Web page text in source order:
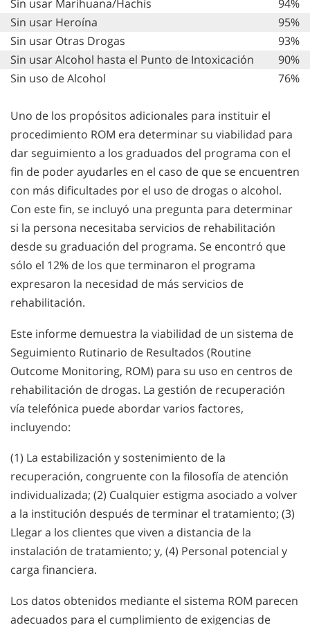
Sin usar Marihuana/Hachís
94%
Sin usar Heroína
95%
Sin usar Otras Drogas
93%
Sin usar Alcohol hasta el Punto de Intoxicación
90%
Sin uso de Alcohol
76%
Uno de los propósitos adicionales para instituir el
procedimiento ROM era determinar su viabilidad para
dar seguimiento a los graduados del programa con el
fin de poder ayudarles en el caso de que se encuentren
con más dificultades por el uso de drogas o alcohol.
Con este fin, se incluyó una pregunta para determinar
si la persona necesitaba servicios de rehabilitación
desde su graduación del programa. Se encontró que
sólo el 12% de los que terminaron el programa
expresaron la necesidad de más servicios de
rehabilitación.
Este informe demuestra la viabilidad de un sistema de
Seguimiento Rutinario de Resultados (Routine
Outcome Monitoring, ROM) para su uso en centros de
rehabilitación de drogas. La gestión de recuperación
vía telefónica puede abordar varios factores,
incluyendo:
(1) La estabilización y sostenimiento de la
recuperación, congruente con la filosofía de atención
individualizada; (2) Cualquier estigma asociado a volver
a la institución después de terminar el tratamiento; (3)
Llegar a los clientes que viven a distancia de la
instalación de tratamiento; y, (4) Personal potencial y
carga financiera.
Los datos obtenidos mediante el sistema ROM parecen
adecuados para el cumplimiento de exigencias de